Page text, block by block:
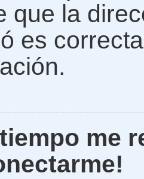
que la
es
me